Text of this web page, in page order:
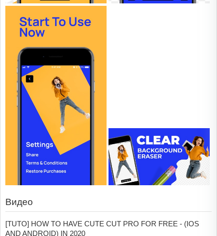
Видео
[TUTO] HOW TO HAVE CUTE CUT PRO FOR FREE - (IOS
AND ANDROID) IN 2020